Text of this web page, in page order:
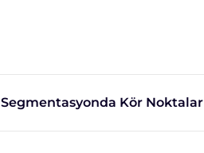
Segmentasyonda Kör Noktalar